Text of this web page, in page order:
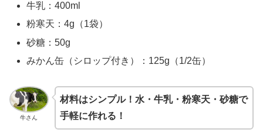
牛乳：400ml
粉寒天：4g（1袋）
砂糖：50g
みかん缶（シロップ付き）：125g（1/2缶）
牛さん
材料はシンプル！水・牛乳・粉寒天・砂糖で
手軽に作れる！